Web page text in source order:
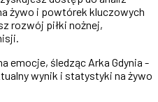
żywo i powtórek kluczowych
rozwój piłki nożnej,
emocje, śledząc Arka Gdynia -
wynik i statystyki na żywo